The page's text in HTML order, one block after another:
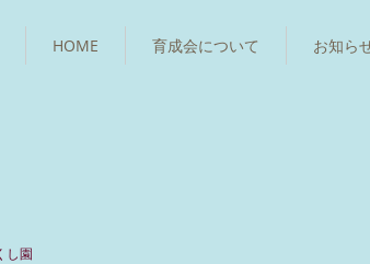
HOME 育成会について お知ら
し園